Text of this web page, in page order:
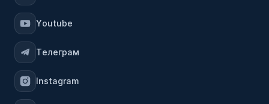
Youtube
Телеграм
Instagram